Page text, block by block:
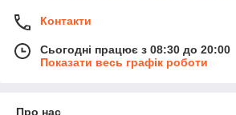
Контакти
Сьогодні працює з 08:30 до 20:00
Показати весь графік роботи
Про нас